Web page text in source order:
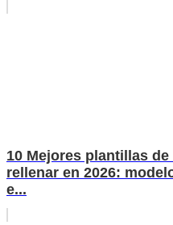
10 Mejores plantillas
rellenar en 2026:
e...